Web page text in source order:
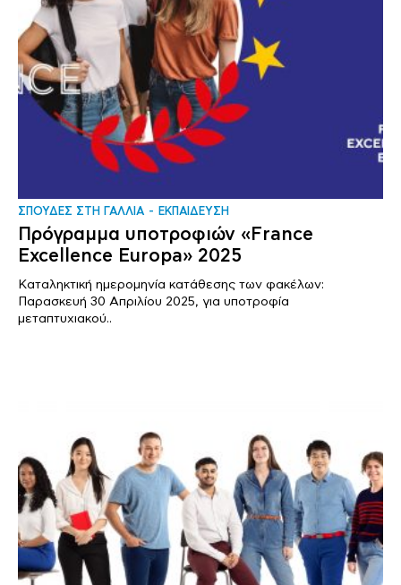
ΣΠΟΥΔΕΣ ΣΤΗ ΓΑΛΛΙΑ ΕΚΠΑΙΔΕΥΣΗ
Πρόγραμμα υποτροφιών «France
Excellence Europa» 2025
Καταληκτική ημερομηνία κατάθεσης των φακέλων:
Παρασκευή 30 Απριλίου 2025, για υποτροφία
μεταπτυχιακού..